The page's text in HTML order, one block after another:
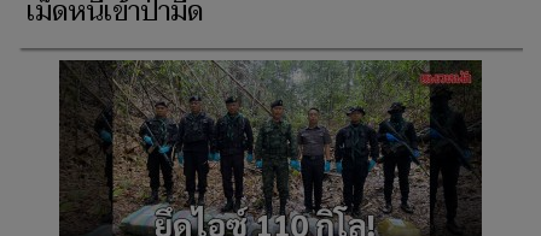
เม็ดหนีเข้าป่ามืด